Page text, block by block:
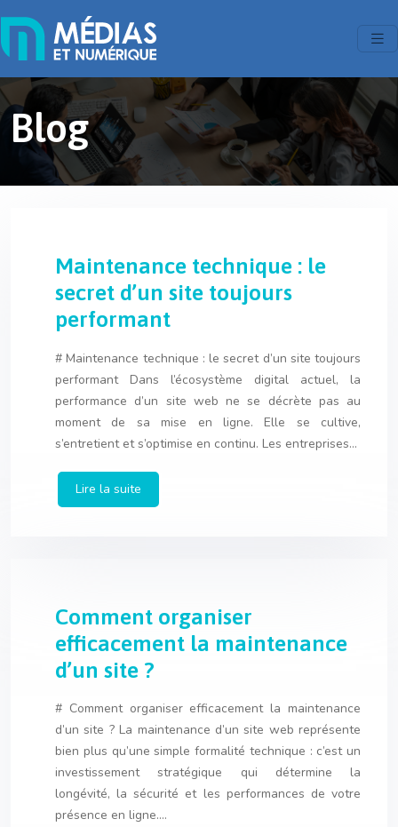
Blog
Maintenance technique : le
secret d’un site toujours
performant
# Maintenance technique : le secret d’un site toujours
performant Dans l’écosystème digital actuel, la
performance d’un site web ne se décrète pas au
moment de sa mise en ligne. Elle se cultive,
s’entretient et s’optimise en continu. Les entreprises…
Lire la suite
Comment organiser
efficacement la maintenance
d’un site ?
# Comment organiser efficacement la maintenance
d’un site ? La maintenance d’un site web représente
bien plus qu’une simple formalité technique : c’est un
investissement stratégique qui détermine la
longévité, la sécurité et les performances de votre
présence en ligne….